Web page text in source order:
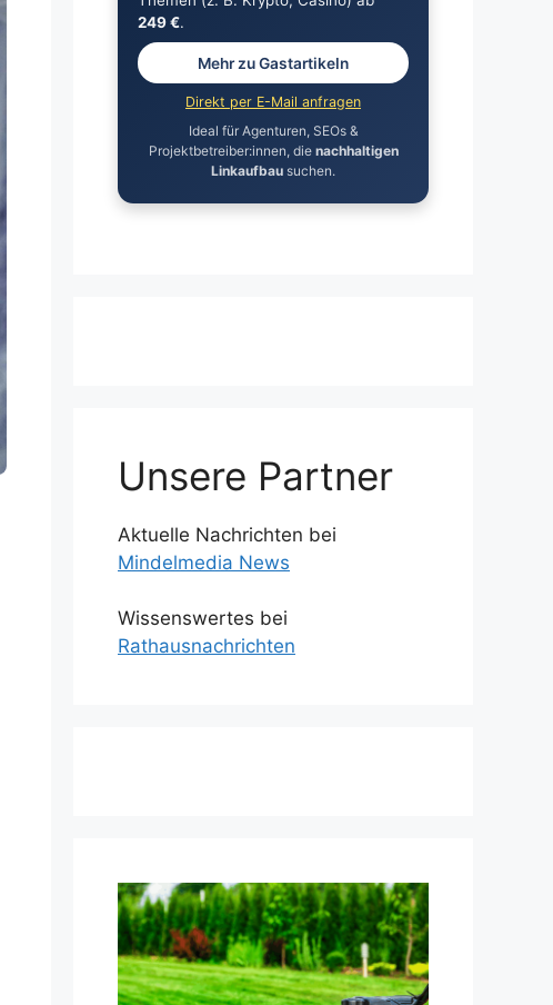
249 €.
Mehr zu Gastartikeln
Direkt per E-Mail anfragen
Ideal für Agenturen, SEOs &
Projektbetreiber:innen, die nachhaltigen
Linkaufbau suchen.
Unsere Partner
Aktuelle Nachrichten bei
Mindelmedia News
Wissenswertes bei
Rathausnachrichten